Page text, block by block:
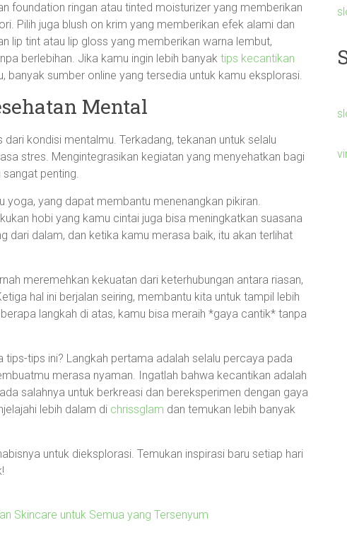
foundation ringan atau tinted moisturizer yang memberikan
Pilih juga blush on krim yang memberikan efek alami dan
lip tint atau lip gloss yang memberikan warna lembut,
berlebihan. Jika kamu ingin lebih banyak tips kecantikan
banyak sumber online yang tersedia untuk kamu eksplorasi.
Mental
kondisi mentalmu. Terkadang, tekanan untuk selalu
stres. Mengintegrasikan kegiatan yang menyehatkan bagi
penting.
yoga, yang dapat membantu menenangkan pikiran.
hobi yang kamu cintai juga bisa meningkatkan suasana
dari dalam, dan ketika kamu merasa baik, itu akan terlihat
meremehkan kekuatan dari keterhubungan antara riasan,
hal ini berjalan seiring, membantu kita untuk tampil lebih
langkah di atas, kamu bisa meraih *gaya cantik* tanpa
tips ini? Langkah pertama adalah selalu percaya pada
merasa nyaman. Ingatlah bahwa kecantikan adalah
salahnya untuk berkreasi dan bereksperimen dengan gaya
lebih dalam di chrissglam dan temukan lebih banyak
untuk dieksplorasi. Temukan inspirasi baru setiap hari
Skincare untuk Semua yang Tersenyum